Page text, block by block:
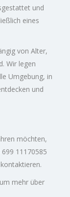
und
eines
von Alter,
Wir legen
Umgebung, in
und
möchten,
11170585
kontaktieren.
mehr über